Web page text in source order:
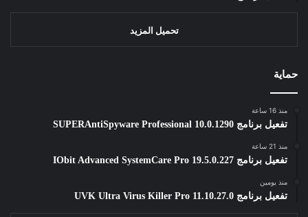
تحميل المزيد
حماية
منذ 16 ساعة
تفعيل برنامج SUPERAntiSpyware Professional 10.0.1290
منذ 21 ساعة
تفعيل برنامج IObit Advanced SystemCare Pro 19.5.0.227
منذ يومين
تفعيل برنامج UVK Ultra Virus Killer Pro 11.10.27.0